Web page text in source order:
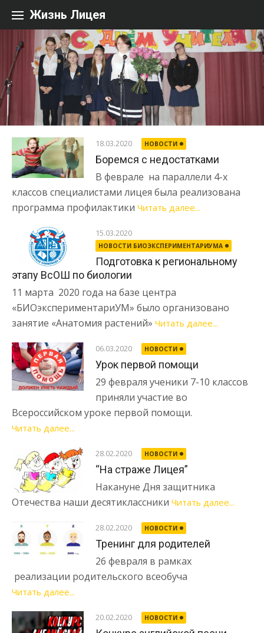
Жизнь Лицея
18.03.2020 НОВОСТИ
Боремся с недостатками
В феврале на параллели 4-х
классов специалистами лицея была реализована
программа профилактики Читать далее...
15.03.2020
НОВОСТИ БИОЭКСПЕРИМЕНТАРИУМА
Подготовка к региональному
этапу ВсОШ по биологии
11 марта 2020 года на базе центра
«БИОэкспериментариУМ» было организовано
занятие «Анатомия растений» Читать далее...
06.03.2020 НОВОСТИ
Урок первой помощи
29 февраля ученики 7-10 классов
приняли участие во
Всероссийском уроке первой помощи.
Читать далее...
28.02.2020 НОВОСТИ
“На страже Лицея”
Накануне Дня защитника
Отечества наши десятиклассники Читать далее...
28.02.2020 НОВОСТИ
Тренинг для родителей
26 февраля в рамках
реализации родительского всеобуча
Читать далее...
20.02.2020 НОВОСТИ